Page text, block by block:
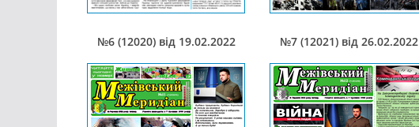
№6 (12020) від 19.02.2022 №7 (12021) від 26.02.2022